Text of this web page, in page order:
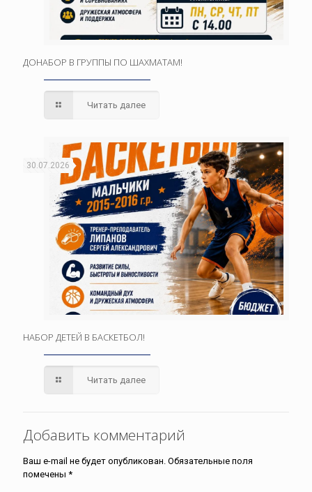
ДОНАБОР В ГРУППЫ ПО ШАХМАТАМ!
Читать далее
30.07.2026
НАБОР ДЕТЕЙ В БАСКЕТБОЛ!
Читать далее
Добавить комментарий
Ваш e-mail не будет опубликован. Обязательные поля
помечены *